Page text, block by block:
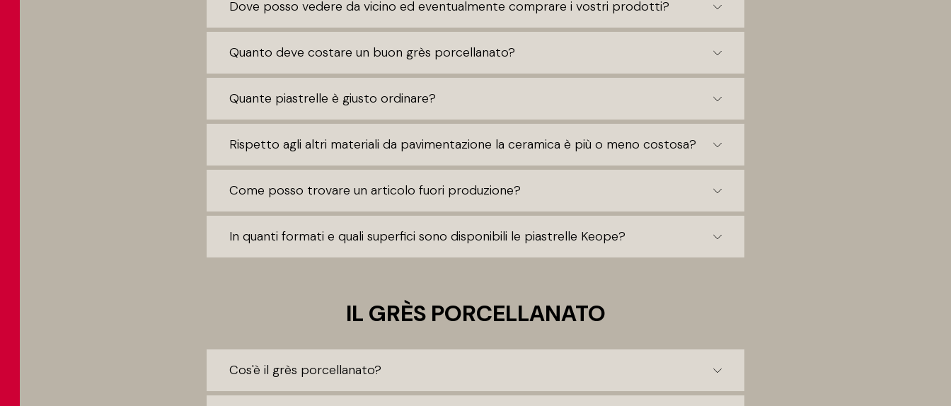
Dove posso vedere da vicino ed eventualmente comprare i vostri prodotti?
Quanto deve costare un buon grès porcellanato?
Quante piastrelle è giusto ordinare?
Rispetto agli altri materiali da pavimentazione la ceramica è più o meno costosa?
Come posso trovare un articolo fuori produzione?
In quanti formati e quali superfici sono disponibili le piastrelle Keope?
IL GRÈS PORCELLANATO
Cos'è il grès porcellanato?